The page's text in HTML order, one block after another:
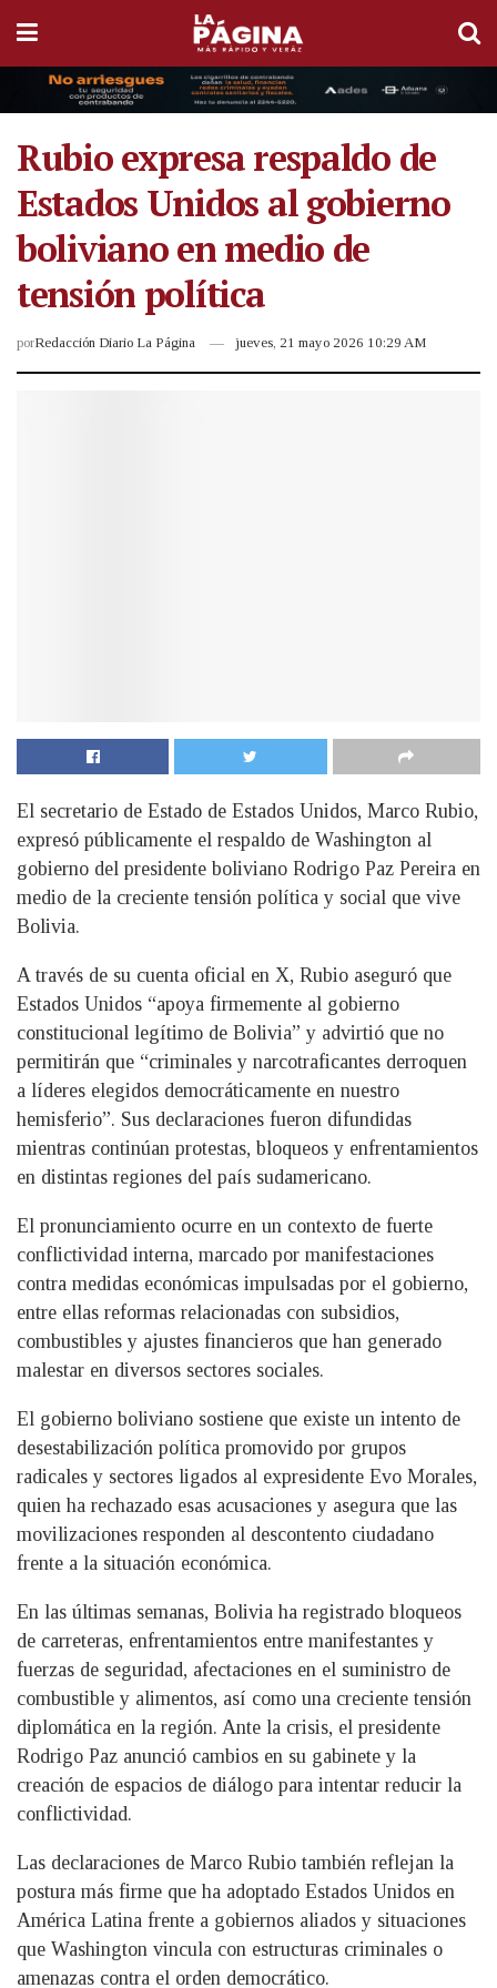
Rubio expresa respaldo de
Estados Unidos al gobierno
boliviano en medio de
tensión política
porRedacción Diario La Página jueves, 21 mayo 2026 10:29 AM
El secretario de Estado de Estados Unidos, Marco Rubio,
expresó públicamente el respaldo de Washington al
gobierno del presidente boliviano Rodrigo Paz Pereira en
medio de la creciente tensión política y social que vive
Bolivia.
A través de su cuenta oficial en X, Rubio aseguró que
Estados Unidos “apoya firmemente al gobierno
constitucional legítimo de Bolivia” y advirtió que no
permitirán que “criminales y narcotraficantes derroquen
a líderes elegidos democráticamente en nuestro
hemisferio”. Sus declaraciones fueron difundidas
mientras continúan protestas, bloqueos y enfrentamientos
en distintas regiones del país sudamericano.
El pronunciamiento ocurre en un contexto de fuerte
conflictividad interna, marcado por manifestaciones
contra medidas económicas impulsadas por el gobierno,
entre ellas reformas relacionadas con subsidios,
combustibles y ajustes financieros que han generado
malestar en diversos sectores sociales.
El gobierno boliviano sostiene que existe un intento de
desestabilización política promovido por grupos
radicales y sectores ligados al expresidente Evo Morales,
quien ha rechazado esas acusaciones y asegura que las
movilizaciones responden al descontento ciudadano
frente a la situación económica.
En las últimas semanas, Bolivia ha registrado bloqueos
de carreteras, enfrentamientos entre manifestantes y
fuerzas de seguridad, afectaciones en el suministro de
combustible y alimentos, así como una creciente tensión
diplomática en la región. Ante la crisis, el presidente
Rodrigo Paz anunció cambios en su gabinete y la
creación de espacios de diálogo para intentar reducir la
conflictividad.
Las declaraciones de Marco Rubio también reflejan la
postura más firme que ha adoptado Estados Unidos en
América Latina frente a gobiernos aliados y situaciones
que Washington vincula con estructuras criminales o
amenazas contra el orden democrático.